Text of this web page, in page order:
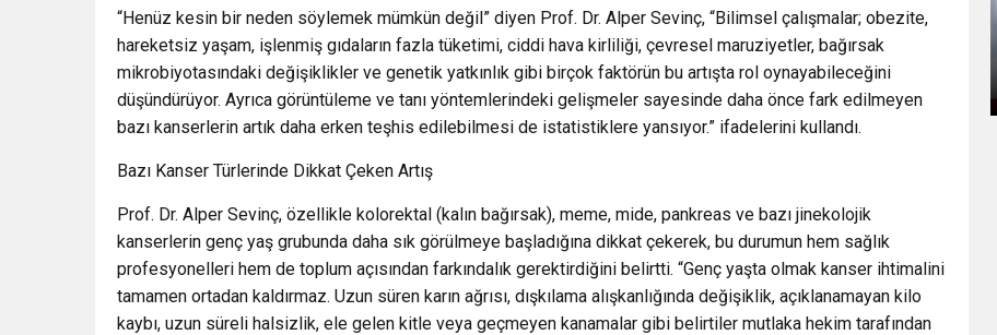
“Henüz kesin bir neden söylemek mümkün değil” diyen Prof. Dr. Alper Sevinç, “Bilimsel çalışmalar; obezite,
hareketsiz yaşam, işlenmiş gıdaların fazla tüketimi, ciddi hava kirliliği, çevresel maruziyetler, bağırsak
mikrobiyotasındaki değişiklikler ve genetik yatkınlık gibi birçok faktörün bu artışta rol oynayabileceğini
düşündürüyor. Ayrıca görüntüleme ve tanı yöntemlerindeki gelişmeler sayesinde daha önce fark edilmeyen
bazı kanserlerin artık daha erken teşhis edilebilmesi de istatistiklere yansıyor.” ifadelerini kullandı.
Bazı Kanser Türlerinde Dikkat Çeken Artış
Prof. Dr. Alper Sevinç, özellikle kolorektal (kalın bağırsak), meme, mide, pankreas ve bazı jinekolojik
kanserlerin genç yaş grubunda daha sık görülmeye başladığına dikkat çekerek, bu durumun hem sağlık
profesyonelleri hem de toplum açısından farkındalık gerektirdiğini belirtti. “Genç yaşta olmak kanser ihtimalini
tamamen ortadan kaldırmaz. Uzun süren karın ağrısı, dışkılama alışkanlığında değişiklik, açıklanamayan kilo
kaybı, uzun süreli halsizlik, ele gelen kitle veya geçmeyen kanamalar gibi belirtiler mutlaka hekim tarafından